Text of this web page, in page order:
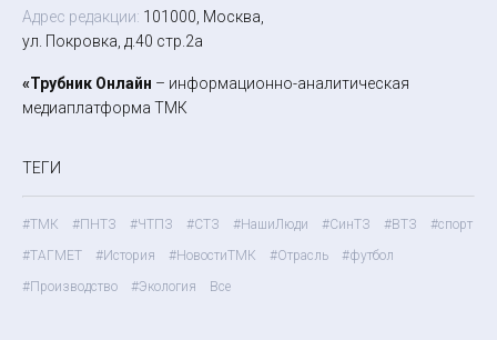
Адрес редакции: 101000, Москва,
ул. Покровка, д.40 стр.2а
«Трубник Онлайн – информационно-аналитическая
медиаплатформа ТМК
ТЕГИ
#ТМК #ПНТЗ #ЧТПЗ #СТЗ #НашиЛюди #СинТЗ #ВТЗ
#спорт
#ТАГМЕТ
#История #НовостиТМК #Отрасль
#футбол
#Производство
#Экология Все